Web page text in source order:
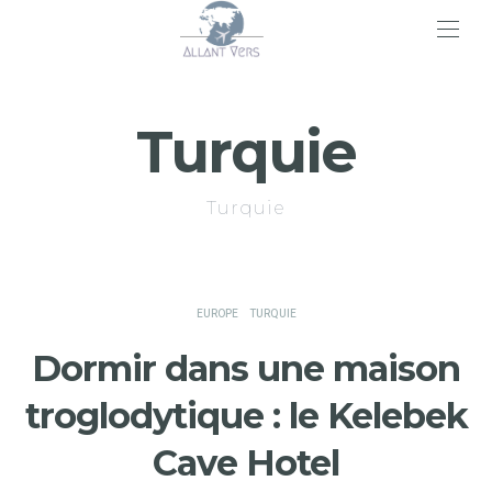
Turquie
Turquie
EUROPE TURQUIE
Dormir dans une maison
troglodytique : le Kelebek
Cave Hotel